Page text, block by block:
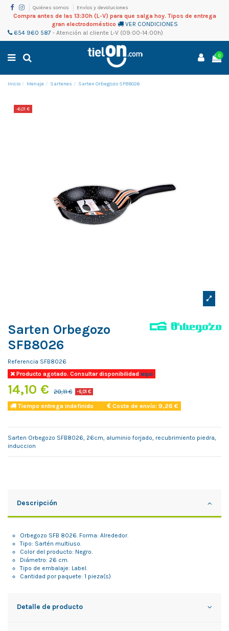
Quiénes somos Envíos y devoluciones
Compra antes de las 13:30h (L-V) para que salga hoy. Tipos de entrega
gran electrodoméstico
VER CONDICIONES
654 960 587 - Atención al cliente L-V (09:00-14:00h)
0
Inicio Menaje Sartenes Sarten Orbegozo SFB8026
-6,01 €
Sarten Orbegozo
SFB8026
Referencia SFB8026
Producto agotado. Consultar disponibilidadaqui
14,10 € 20,11 € -6,01 €
Tiempo entrega indefinido Coste de envío: 9,26 €
Sarten Orbegozo SFB8026, 26cm, aluminio forjado, recubrimiento piedra,
induccion
Descripción
Orbegozo SFB 8026. Forma: Alrededor.
Tipo: Sartén multiuso.
Color del producto: Negro.
Diámetro: 26 cm.
Tipo de embalaje: Label.
Cantidad por paquete: 1 pieza(s)
Detalle de producto